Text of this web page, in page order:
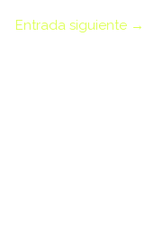
Entrada siguiente →